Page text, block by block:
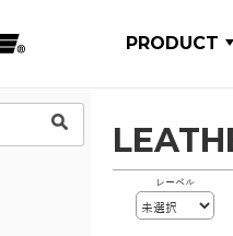
PRODUCT
レーベル